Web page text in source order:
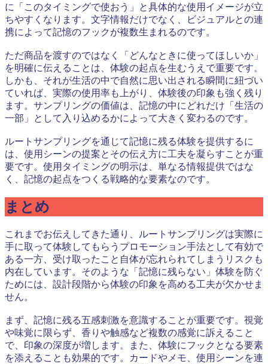
に「このタイミングで使おう」と具体的な使用イメージが立
ちやすくなります。文字情報だけでなく、ビジュアルとの連
携によって記憶のフックが複数生まれるのです。
ただ商品を渡すのではなく「どんなときに使ってほしいか」
を明確に伝えることは、体験の起点を生むうえで重要です。
しかも、それが生活の中で自然に思い出される瞬間に紐づい
ていれば、実際の使用率も上がり、体験後の印象も強く残り
ます。サンプリングの価値は、記憶の中にどれだけ「生活の
一部」として入り込めるかによって大きく変わるのです。
ルートサンプリングを通じて記憶に残る体験を提供するに
は、使用シーンの提案とその伝え方に工夫を凝らすことが重
要です。使用タイミングの明示は、単なる情報提供ではな
く、記憶の起点をつくる戦略的な要素なのです。
まとめ
これまでお伝えしてきた通り、ルートサンプリングは実際に
手に取って体験してもらうプロモーション手法として有効で
ある一方、受け取ったこと自体が忘れられてしまうリスクも
内在しています。そのような「記憶に残らない」体験を防ぐ
ためには、設計段階から体験の印象を高める工夫が欠かせま
せん。
まず、記憶に残る五感刺激を意識することが重要です。視覚
や味覚に限らず、香りや触感など複数の感覚に訴えること
で、印象の深度が増します。また、体験にフックとなる要素
を添えることも効果的です。カードやメモ、使用シーンを連